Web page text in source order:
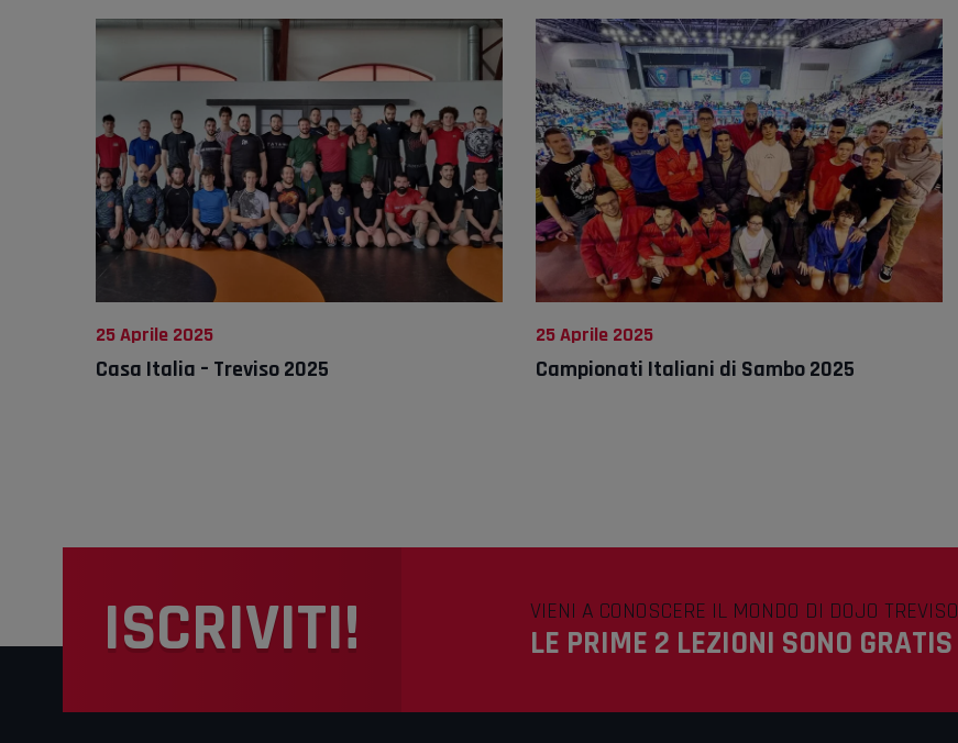
25 Aprile 2025
Casa Italia – Treviso 2025
25 Aprile 2025
Campionati Italiani di Sambo 2025
ISCRIVITI! VIENI A CONOSCERE IL MONDO DI DOJO TREVISO
LE PRIME 2 LEZIONI SONO GRATIS